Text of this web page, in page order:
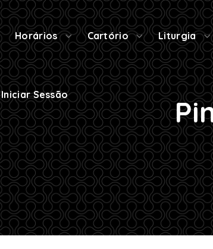
Horários Cartório Liturgia
Iniciar Sessão
Iniciar Sessão